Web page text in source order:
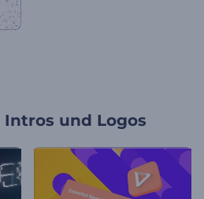
Intros und Logos